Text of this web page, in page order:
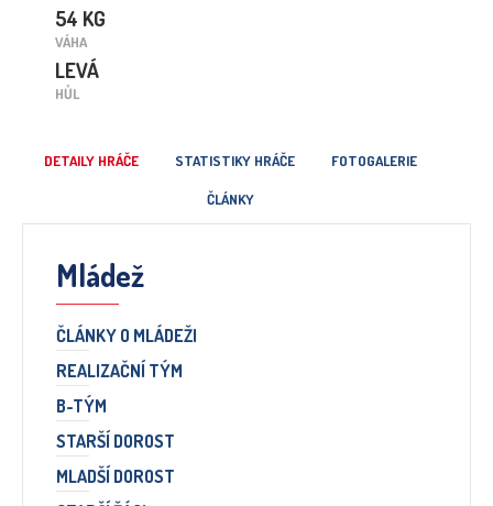
54 KG
VÁHA
LEVÁ
HŮL
DETAILY HRÁČE STATISTIKY HRÁČE FOTOGALERIE
ČLÁNKY
Mládež
ČLÁNKY O MLÁDEŽI
REALIZAČNÍ TÝM
B-TÝM
STARŠÍ DOROST
MLADŠÍ DOROST